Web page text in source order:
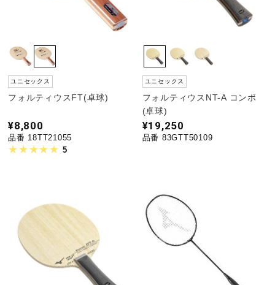
ウォーキングシューズ
ライフスタイルグッズ
アウトドア／レイン
サポーター
ユニセックス
フォルティウスFT(卓球)
¥8,800
品番 18TT21055
5
ユニセックス
フォルティウスNT-A コンボ
(卓球)
¥19,250
品番 83GTT50109